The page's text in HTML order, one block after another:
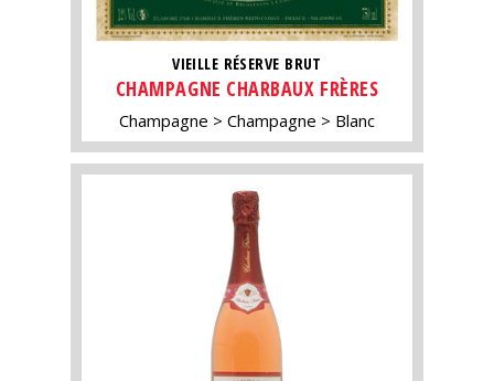
VIEILLE RÉSERVE BRUT
CHAMPAGNE CHARBAUX FRÈRES
Champagne Champagne Blanc